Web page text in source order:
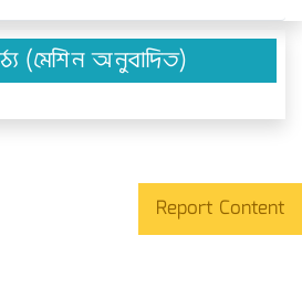
(মেশিন অনুবাদিত)
Report Content